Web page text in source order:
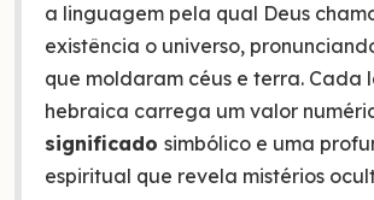
a linguagem pela qual Deus
existência o universo,
que moldaram céus e terra. Cada
hebraica carrega um valor
significado simbólico e uma
espiritual que revela mistérios